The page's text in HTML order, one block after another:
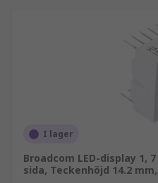
I lager
Broadcom LED-display 1,
sida, Teckenhöjd 14.2